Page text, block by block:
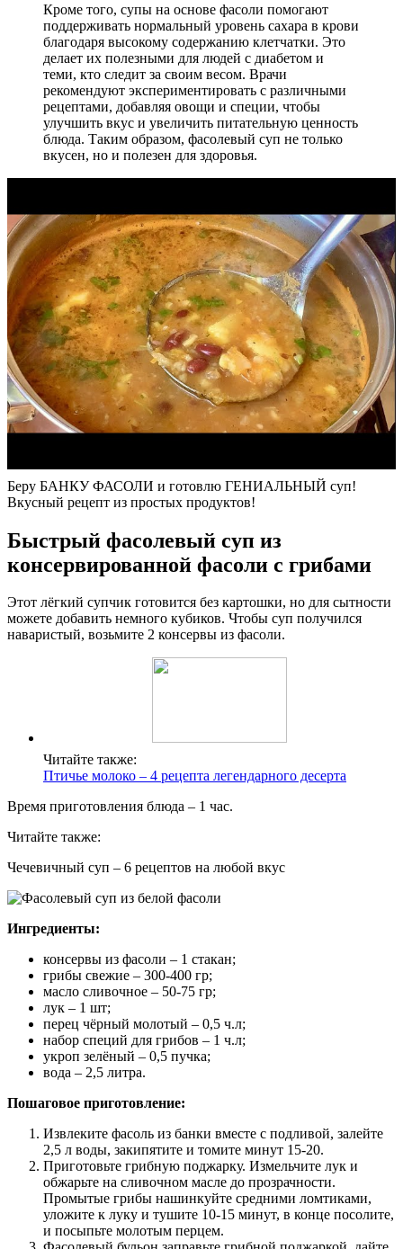
Кроме того, супы на основе фасоли помогают
поддерживать нормальный уровень сахара в крови
благодаря высокому содержанию клетчатки. Это
делает их полезными для людей с диабетом и
теми, кто следит за своим весом. Врачи
рекомендуют экспериментировать с различными
рецептами, добавляя овощи и специи, чтобы
улучшить вкус и увеличить питательную ценность
блюда. Таким образом, фасолевый суп не только
вкусен, но и полезен для здоровья.
Беру БАНКУ ФАСОЛИ и готовлю ГЕНИАЛЬНЫЙ суп!
Вкусный рецепт из простых продуктов!
Быстрый фасолевый суп из
консервированной фасоли с грибами
Этот лёгкий супчик готовится без картошки, но для сытности
можете добавить немного кубиков. Чтобы суп получился
наваристый, возьмите 2 консервы из фасоли.
Читайте также:
Птичье молоко – 4 рецепта легендарного десерта
Время приготовления блюда – 1 час.
Читайте также:
Чечевичный суп – 6 рецептов на любой вкус
Ингредиенты:
консервы из фасоли – 1 стакан;
грибы свежие – 300-400 гр;
масло сливочное – 50-75 гр;
лук – 1 шт;
перец чёрный молотый – 0,5 ч.л;
набор специй для грибов – 1 ч.л;
укроп зелёный – 0,5 пучка;
вода – 2,5 литра.
Пошаговое приготовление:
Извлеките фасоль из банки вместе с подливой, залейте
2,5 л воды, закипятите и томите минут 15-20.
Приготовьте грибную поджарку. Измельчите лук и
обжарьте на сливочном масле до прозрачности.
Промытые грибы нашинкуйте средними ломтиками,
уложите к луку и тушите 10-15 минут, в конце посолите,
и посыпьте молотым перцем.